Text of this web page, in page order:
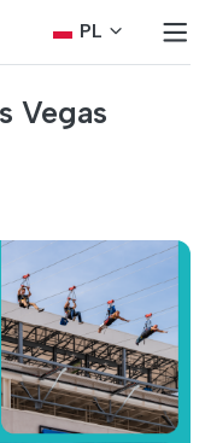
PL
Vegas